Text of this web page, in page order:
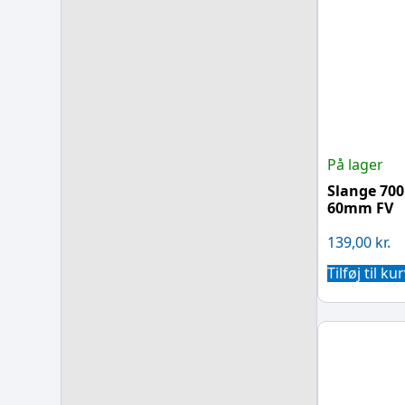
På lager
Slange
60mm FV
139,00 kr.
Tilføj til